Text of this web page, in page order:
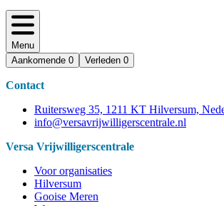
Menu
Aankomende 0 Verleden 0
Contact
Ruitersweg 35, 1211 KT Hilversum,
info@versavrijwilligerscentrale.nl
Versa Vrijwilligerscentrale
Voor organisaties
Hilversum
Gooise Meren